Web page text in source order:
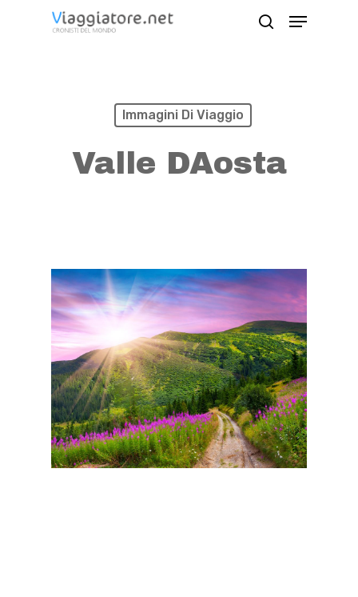
Menu
Immagini Di Viaggio
Valle DAosta